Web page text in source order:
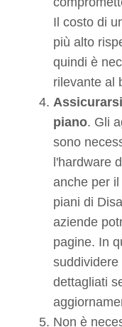
Il costo di
più alto
quindi è
rilevante al
piano. Gli
sono
l'hardware
anche per
piani di
aziende
pagine. In
suddividere
dettagliati
Non è